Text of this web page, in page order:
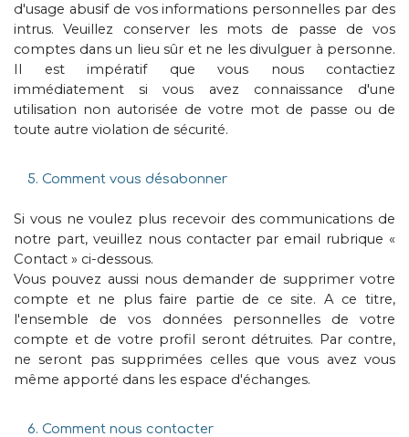
d'usage abusif de vos informations personnelles par des
intrus. Veuillez conserver les mots de passe de vos
comptes dans un lieu sûr et ne les divulguer à personne.
Il est impératif que vous nous contactiez
immédiatement si vous avez connaissance d'une
utilisation non autorisée de votre mot de passe ou de
toute autre violation de sécurité.
5. Comment vous désabonner
Si vous ne voulez plus recevoir des communications de
notre part, veuillez nous contacter par email rubrique «
Contact » ci-dessous.
Vous pouvez aussi nous demander de supprimer votre
compte et ne plus faire partie de ce site. A ce titre,
l'ensemble de vos données personnelles de votre
compte et de votre profil seront détruites. Par contre,
ne seront pas supprimées celles que vous avez vous
même apporté dans les espace d'échanges.
6. Comment nous contacter